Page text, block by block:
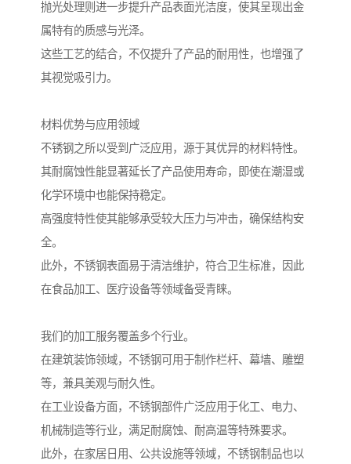
抛光处理则进一步提升产品表面光洁度，使其呈现出金
属特有的质感与光泽。
这些工艺的结合，不仅提升了产品的耐用性，也增强了
其视觉吸引力。
材料优势与应用领域
不锈钢之所以受到广泛应用，源于其优异的材料特性。
其耐腐蚀性能显著延长了产品使用寿命，即使在潮湿或
化学环境中也能保持稳定。
高强度特性使其能够承受较大压力与冲击，确保结构安
全。
此外，不锈钢表面易于清洁维护，符合卫生标准，因此
在食品加工、医疗设备等领域备受青睐。
我们的加工服务覆盖多个行业。
在建筑装饰领域，不锈钢可用于制作栏杆、幕墙、雕塑
等，兼具美观与耐久性。
在工业设备方面，不锈钢部件广泛应用于化工、电力、
机械制造等行业，满足耐腐蚀、耐高温等特殊要求。
此外，在家居日用、公共设施等领域，不锈钢制品也以